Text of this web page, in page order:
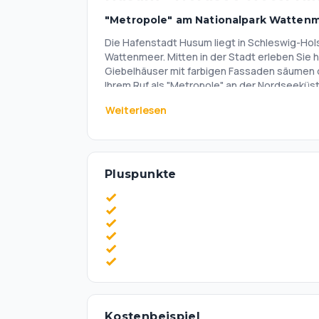
"Metropole" am Nationalpark
Die Hafenstadt Husum liegt in Schleswig-
Wattenmeer. Mitten in der Stadt erleben Sie
Giebelhäuser mit farbigen Fassaden
Ihrem Ruf als "Metropole" an der
gepaart mit attraktiven Shopping- und
durch idyllische Dörfer mit reetgedeckten
Kombination aus Stadtleben, Natur und
Das Nordsee-Hotel Hinrichsen erwartet Sie
einen Frühstücksraum, eine Hotelbar
dem Hotel eine Ladestation für E-Autos und
Weiterlesen
Pluspunkte